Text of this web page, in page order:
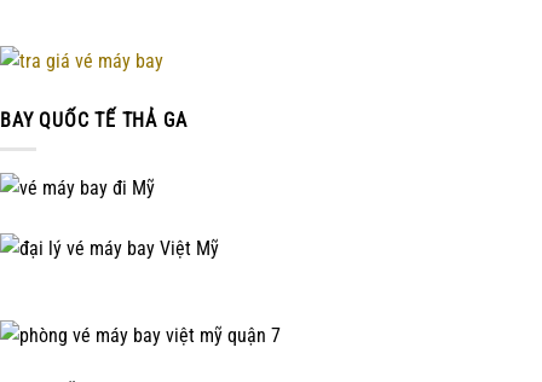
BAY QUỐC TẾ THẢ GA